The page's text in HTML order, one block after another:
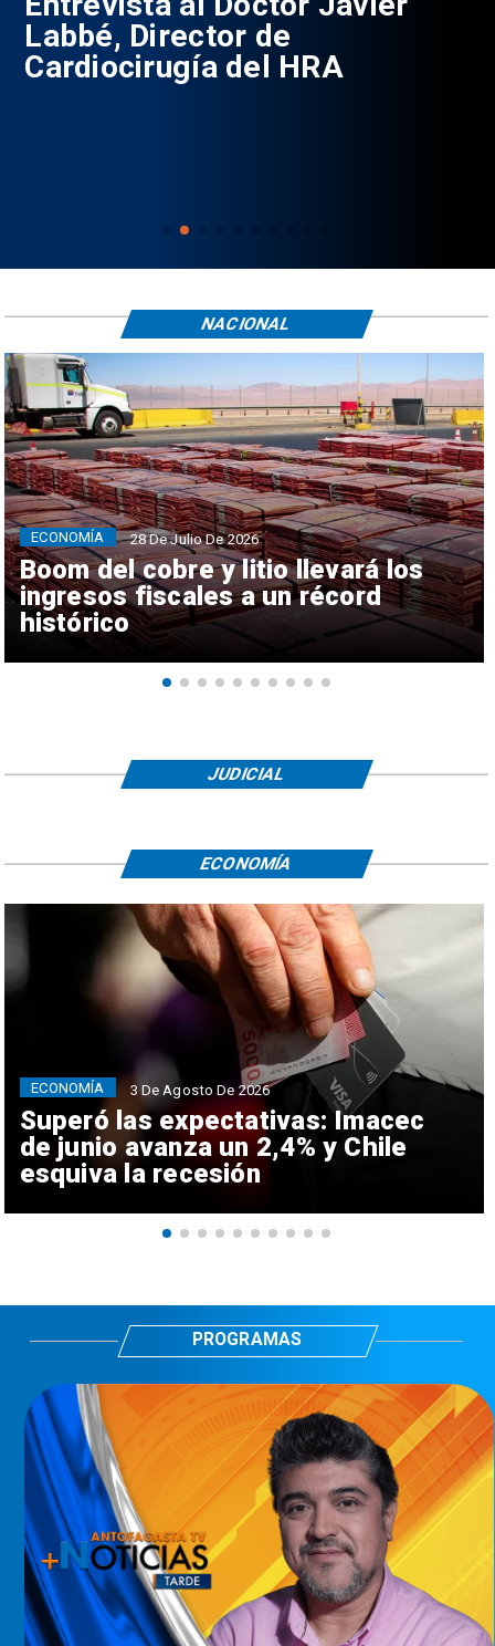
Labbé, Director de
Cardiocirugía del HRA
Boom del cobre y litio llevará los
ingresos fiscales a un récord
histórico
ECONOMÍA 28 De Julio De 2026
NACIONAL
JUDICIAL
Superó las expectativas: Imacec
de junio avanza un 2,4% y Chile
esquiva la recesión
ECONOMÍA 3 De Agosto De 2026
ECONOMÍA
PROGRAMAS